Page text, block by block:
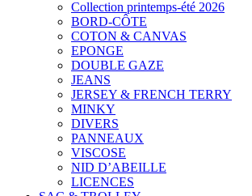
Collection printemps-été 2026
BORD-CÔTE
COTON & CANVAS
EPONGE
DOUBLE GAZE
JEANS
JERSEY & FRENCH TERRY
MINKY
DIVERS
PANNEAUX
VISCOSE
NID D’ABEILLE
LICENCES